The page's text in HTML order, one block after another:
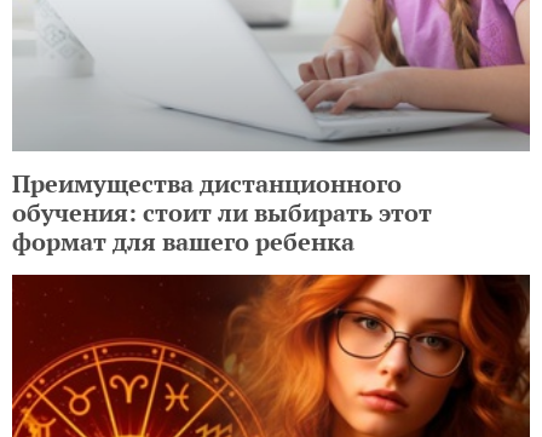
Преимущества дистанционного
обучения: стоит ли выбирать этот
формат для вашего ребенка